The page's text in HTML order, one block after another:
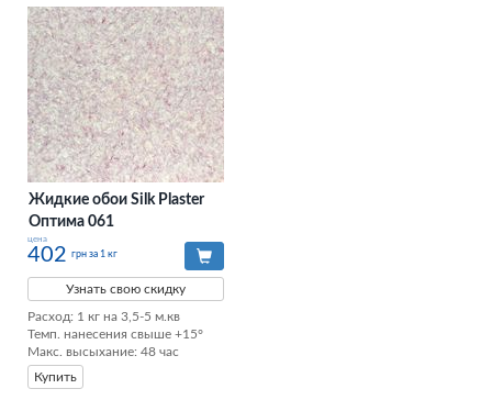
Жидкие обои Silk Plaster
Оптима 061
цена
402 грн за 1 кг
Узнать свою скидку
Расход: 1 кг на 3,5-5 м.кв
Темп. нанесения свыше +15°
Макс. высыхание: 48 час
Купить